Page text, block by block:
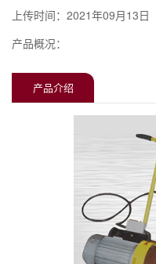
上传时间：2021年09月13日
产品概况：
产品介绍